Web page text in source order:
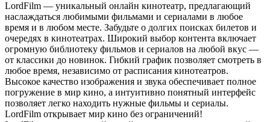
LordFilm — уникальный онлайн кинотеатр, предлагающий
наслаждаться любимыми фильмами и сериалами в любое
время и в любом месте. Забудьте о долгих поисках билетов и
очередях в кинотеатрах. Широкий выбор контента включает
огромную библиотеку фильмов и сериалов на любой вкус —
от классики до новинок. Гибкий график позволяет смотреть в
любое время, независимо от расписания кинотеатров.
Высокое качество изображения и звука обеспечивает полное
погружение в мир кино, а интуитивно понятный интерфейс
позволяет легко находить нужные фильмы и сериалы.
LordFilm открывает мир кино без ограничений!